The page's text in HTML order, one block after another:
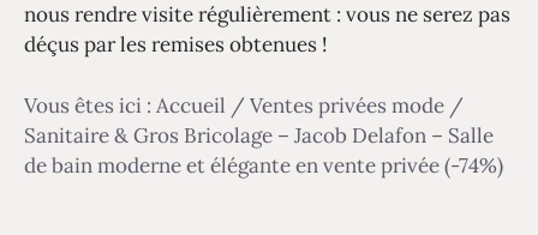
nous rendre visite régulièrement : vous ne serez pas
déçus par les remises obtenues !
Vous êtes ici : Accueil / Ventes privées mode /
Sanitaire & Gros Bricolage – Jacob Delafon – Salle
de bain moderne et élégante en vente privée (-74%)